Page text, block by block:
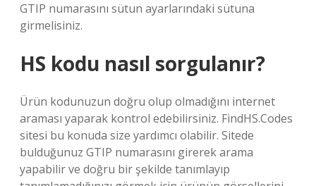
GTIP numarasını sütun ayarlarındaki sütuna
girmelisiniz.
HS kodu nasıl sorgulanır?
Ürün kodunuzun doğru olup olmadığını internet
araması yaparak kontrol edebilirsiniz. FindHS.Codes
sitesi bu konuda size yardımcı olabilir. Sitede
bulduğunuz GTIP numarasını girerek arama
yapabilir ve doğru bir şekilde tanımlayıp